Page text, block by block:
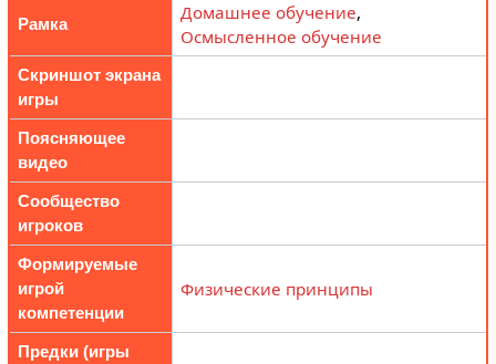
Рамка
Домашнее обучение,
Осмысленное обучение
Скриншот экрана
игры
Поясняющее
видео
Сообщество
игроков
Формируемые
игрой
компетенции
Физические принципы
Предки (игры